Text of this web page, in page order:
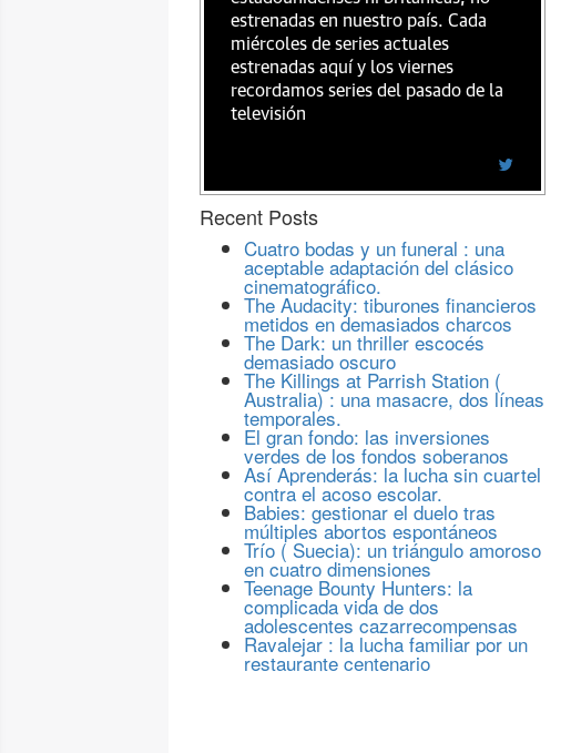
estrenadas en nuestro país. Cada
miércoles de series actuales
estrenadas aquí y los viernes
recordamos series del pasado de la
televisión
Recent Posts
Cuatro bodas y un funeral : una
aceptable adaptación del clásico
cinematográfico.
The Audacity: tiburones financieros
metidos en demasiados charcos
The Dark: un thriller escocés
demasiado oscuro
The Killings at Parrish Station (
Australia) : una masacre, dos líneas
temporales.
El gran fondo: las inversiones
verdes de los fondos soberanos
Así Aprenderás: la lucha sin cuartel
contra el acoso escolar.
Babies: gestionar el duelo tras
múltiples abortos espontáneos
Trío ( Suecia): un triángulo amoroso
en cuatro dimensiones
Teenage Bounty Hunters: la
complicada vida de dos
adolescentes cazarrecompensas
Ravalejar : la lucha familiar por un
restaurante centenario